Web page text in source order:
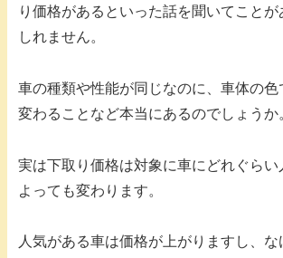
り価格があるといった話を聞いてことが
しれません。
車の種類や性能が同じなのに、車体の
変わることなど本当にあるのでしょうか
実は下取り価格は対象に車にどれぐらい
よっても変わります。
人気がある車は価格が上がりますし、な